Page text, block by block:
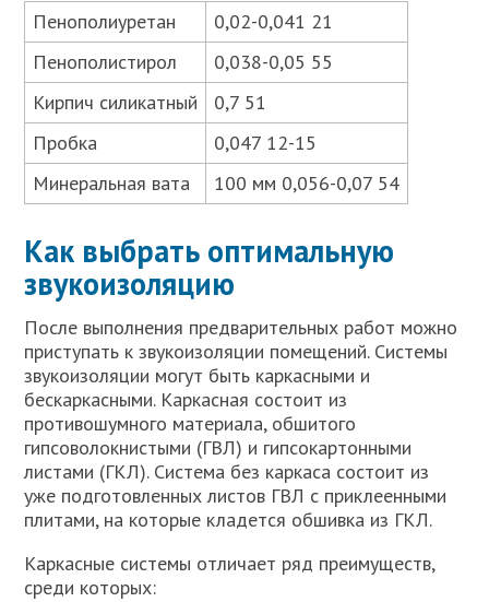
Пенополиуретан
0,02-0,041 21
Пенополистирол
0,038-0,05 55
Кирпич силикатный
0,7 51
Пробка
0,047 12-15
Минеральная вата
100 мм 0,056-0,07 54
Как выбрать оптимальную
звукоизоляцию
После выполнения предварительных работ можно
приступать к звукоизоляции помещений. Системы
звукоизоляции могут быть каркасными и
бескаркасными. Каркасная состоит из
противошумного материала, обшитого
гипсоволокнистыми (ГВЛ) и гипсокартонными
листами (ГКЛ). Система без каркаса состоит из
уже подготовленных листов ГВЛ с приклеенными
плитами, на которые кладется обшивка из ГКЛ.
Каркасные системы отличает ряд преимуществ,
среди которых: